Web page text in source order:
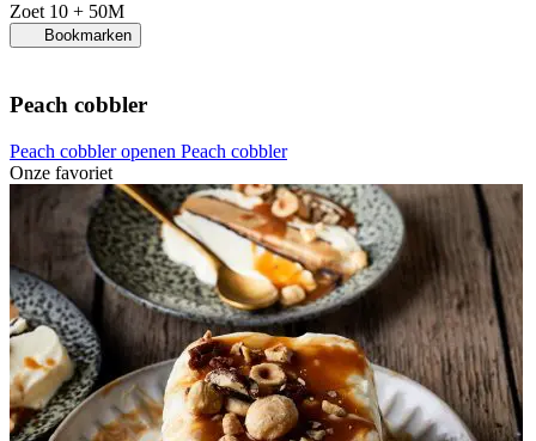
Zoet 10 + 50M
Bookmarken
Peach cobbler
Peach cobbler openen Peach cobbler
Onze favoriet